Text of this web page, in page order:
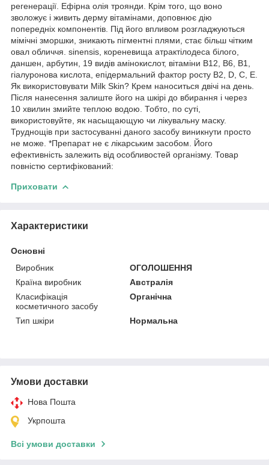
регенерації. Ефірна олія троянди. Крім того, що воно
зволожує і живить дерму вітамінами, доповнює дію
попередніх компонентів. Під його впливом розгладжуються
мімічні зморшки, зникають пігментні плями, стає більш чітким
овал обличчя. sinensis, кореневища атрактілодеса білого,
даншен, арбутин, 19 видів амінокислот, вітаміни В12, В6, В1,
гіалуронова кислота, епідермальний фактор росту B2, D, C, E.
Як використовувати Milk Skin? Крем наноситься двічі на день.
Після нанесення залиште його на шкірі до вбирання і через
10 хвилин змийте теплою водою. Тобто, по суті,
використовуйте, як насыщающую чи лікувальну маску.
Труднощів при застосуванні даного засобу виникнути просто
не може. *Препарат не є лікарським засобом. Його
ефективність залежить від особливостей організму. Товар
повністю сертифікований:
Приховати
Характеристики
Основні
Виробник
ОГОЛОШЕННЯ
Країна виробник
Австралія
Класифікація
косметичного засобу
Органічна
Тип шкіри Нормальна
Умови доставки
Нова Пошта
Укрпошта
Всі умови доставки